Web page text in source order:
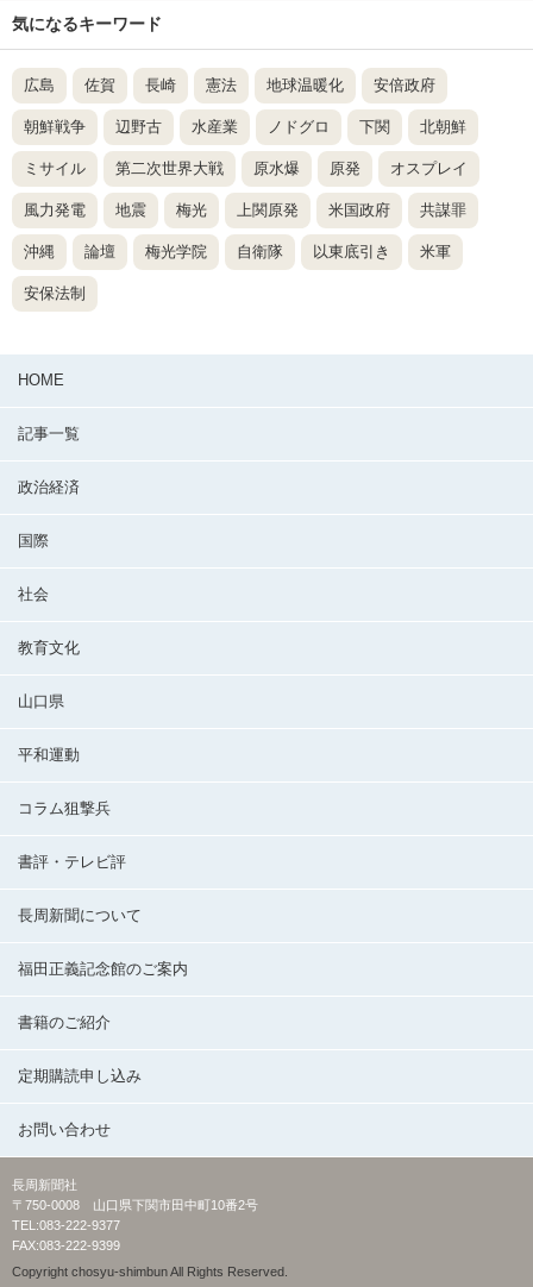
気になるキーワード
広島 佐賀 長崎 憲法 地球温暖化 安倍政府
朝鮮戦争 辺野古 水産業 ノドグロ 下関 北朝鮮
ミサイル 第二次世界大戦 原水爆 原発 オスプレイ
風力発電 地震 梅光 上関原発 米国政府 共謀罪
沖縄 論壇 梅光学院 自衛隊 以東底引き 米軍
安保法制
HOME
記事一覧
政治経済
国際
社会
教育文化
山口県
平和運動
コラム狙撃兵
書評・テレビ評
長周新聞について
福田正義記念館のご案内
書籍のご紹介
定期購読申し込み
お問い合わせ
長周新聞社
〒750-0008 山口県下関市田中町10番2号
TEL:083-222-9377
FAX:083-222-9399
Copyright chosyu-shimbun All Rights Reserved.